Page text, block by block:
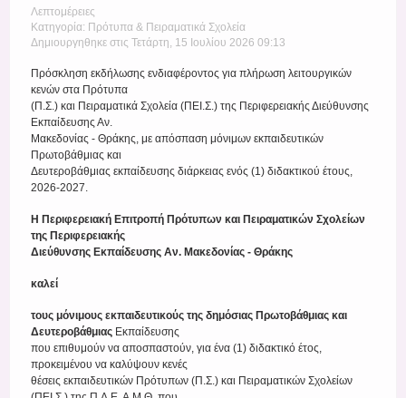
Λεπτομέρειες
Κατηγορία: Πρότυπα & Πειραματικά Σχολεία
Δημιουργηθηκε στις Τετάρτη, 15 Ιουλίου 2026 09:13
Πρόσκληση εκδήλωσης ενδιαφέροντος για πλήρωση λειτουργικών
κενών στα Πρότυπα
(Π.Σ.) και Πειραματικά Σχολεία (ΠΕΙ.Σ.) της Περιφερειακής Διεύθυνσης
Εκπαίδευσης Αν.
Μακεδονίας - Θράκης, με απόσπαση μόνιμων εκπαιδευτικών
Πρωτοβάθμιας και
Δευτεροβάθμιας εκπαίδευσης διάρκειας ενός (1) διδακτικού έτους,
2026-2027.
Η Περιφερειακή Επιτροπή Πρότυπων και Πειραματικών Σχολείων
της Περιφερειακής
Διεύθυνσης Εκπαίδευσης Αν. Μακεδονίας - Θράκης
καλεί
τους μόνιμους εκπαιδευτικούς της δημόσιας Πρωτοβάθμιας και
Δευτεροβάθμιας Εκπαίδευσης
που επιθυμούν να αποσπαστούν, για ένα (1) διδακτικό έτος,
προκειμένου να καλύψουν κενές
θέσεις εκπαιδευτικών Πρότυπων (Π.Σ.) και Πειραματικών Σχολείων